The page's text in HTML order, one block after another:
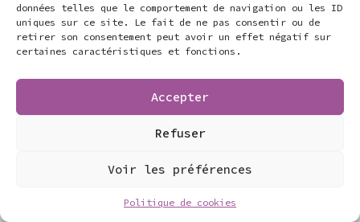
données telles que le comportement de navigation ou les ID
uniques sur ce site. Le fait de ne pas consentir ou de
retirer son consentement peut avoir un effet négatif sur
certaines caractéristiques et fonctions.
Accepter
Refuser
Voir les préférences
Politique de cookies
Archives
Catégories
Damien Richard